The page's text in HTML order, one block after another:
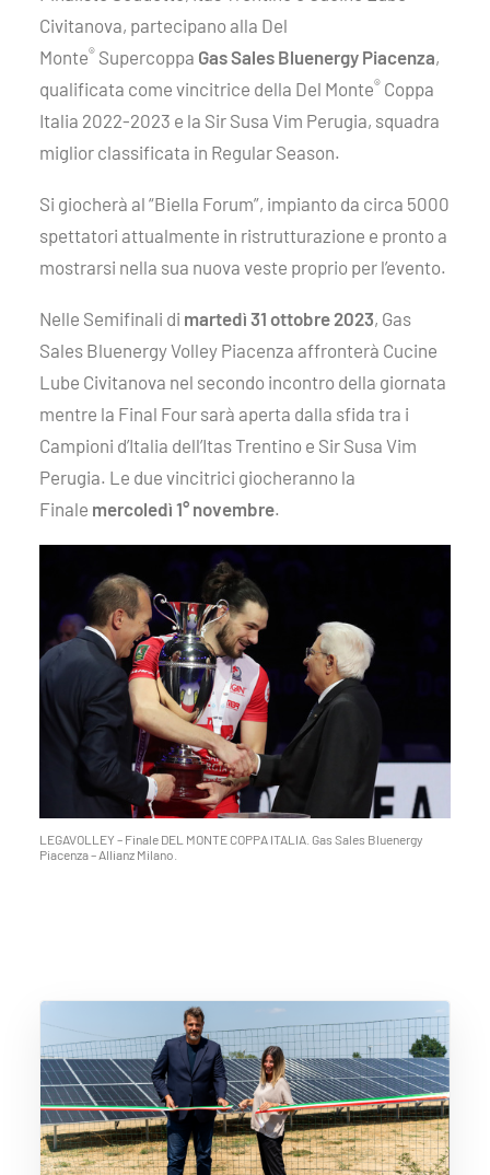
Civitanova, partecipano alla Del
Monte® Supercoppa Gas Sales Bluenergy Piacenza,
qualificata come vincitrice della Del Monte® Coppa
Italia 2022-2023 e la Sir Susa Vim Perugia, squadra
miglior classificata in Regular Season.
Si giocherà al “Biella Forum”, impianto da circa 5000
spettatori attualmente in ristrutturazione e pronto a
mostrarsi nella sua nuova veste proprio per l’evento.
Nelle Semifinali di martedì 31 ottobre 2023, Gas
Sales Bluenergy Volley Piacenza affronterà Cucine
Lube Civitanova nel secondo incontro della giornata
mentre la Final Four sarà aperta dalla sfida tra i
Campioni d’Italia dell’Itas Trentino e Sir Susa Vim
Perugia. Le due vincitrici giocheranno la
Finale mercoledì 1° novembre.
LEGAVOLLEY – Finale DEL MONTE COPPA ITALIA. Gas Sales Bluenergy
Piacenza – Allianz Milano.